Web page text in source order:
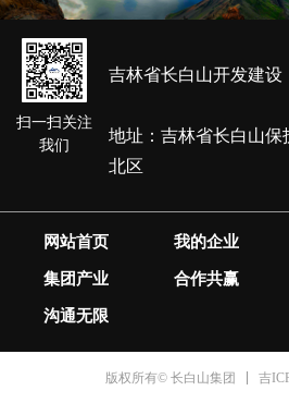
扫一扫关注
我们
网站首页 我的企业
集团产业 合作共赢
沟通无限
吉林省长白山开发建
地址：吉林省长白山
北区
版权所有© 长白山集团 吉